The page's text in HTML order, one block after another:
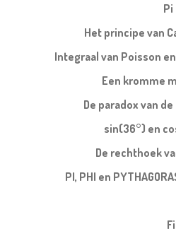
Pi
Het principe van
Integraal van Poisson
Een kromme
De paradox van
sin(36°) en
De rechthoek
PI, PHI en